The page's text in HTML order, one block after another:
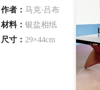
作者： 马克·吕布
材料： 银盐相纸
尺寸： 29×44cm